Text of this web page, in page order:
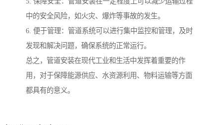
中的安全风险，如火灾、爆炸等事故的发生。
6. 便于管理：管道系统可以进行集中监控和管理，及时
发现和解决问题，确保系统的正常运行。
总之，管道安装在现代工业和生活中发挥着重要的作
用，对于保障能源供应、水资源利用、物料运输等方面
都具有的意义。